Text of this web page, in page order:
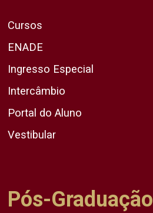
Cursos
ENADE
Ingresso Especial
Intercâmbio
Portal do Aluno
Vestibular
Pós-Graduação